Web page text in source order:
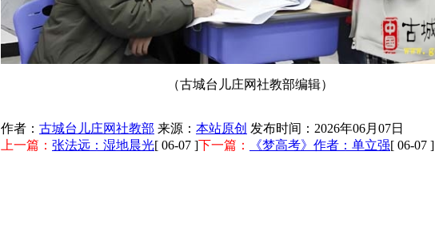
（古城台儿庄网社教部编辑）
作者： 古城台儿庄网社教部 来源： 本站原创 发布时间：2026年06月07日
上一篇： 张法远：湿地晨光[ 06-07 ]下一篇： 《梦高考》作者：单立强[ 06-07 ]